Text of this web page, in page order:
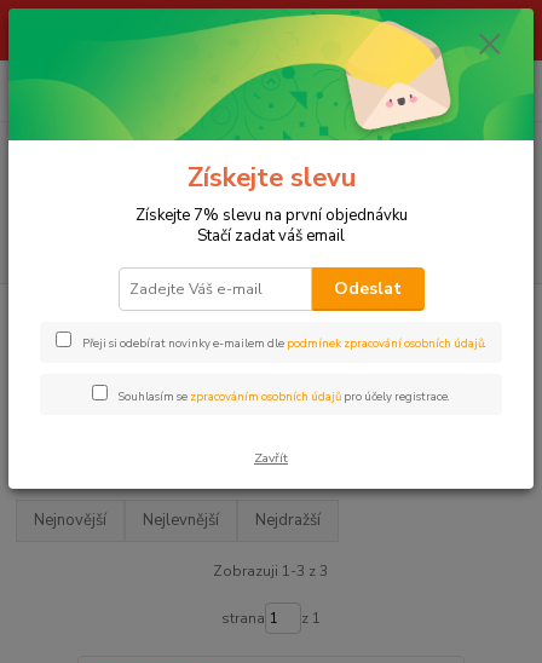
ŽIVÉ NÁSTRAHY !!! NEPOSÍLÁME !!! - ODBĚR POUZE NA NAŠÍ
za
LOV KAPRŮ Camping
DEŠTNÍKY, DRŽÁKY, VRTÁKY
DELPHIN
DELPHIN
Nejnovější Nejlevnější Nejdražší
Zobrazuji 1-3 z 3
strana z 1
Získejte slevu
Získejte 7% slevu na první objednávku
Stačí zadat váš email
Odeslat
Přeji si odebírat novinky e-mailem dle podmínek zpracování osobních údajů.
Souhlasím se zpracováním osobních údajů pro účely registrace.
Zavřít